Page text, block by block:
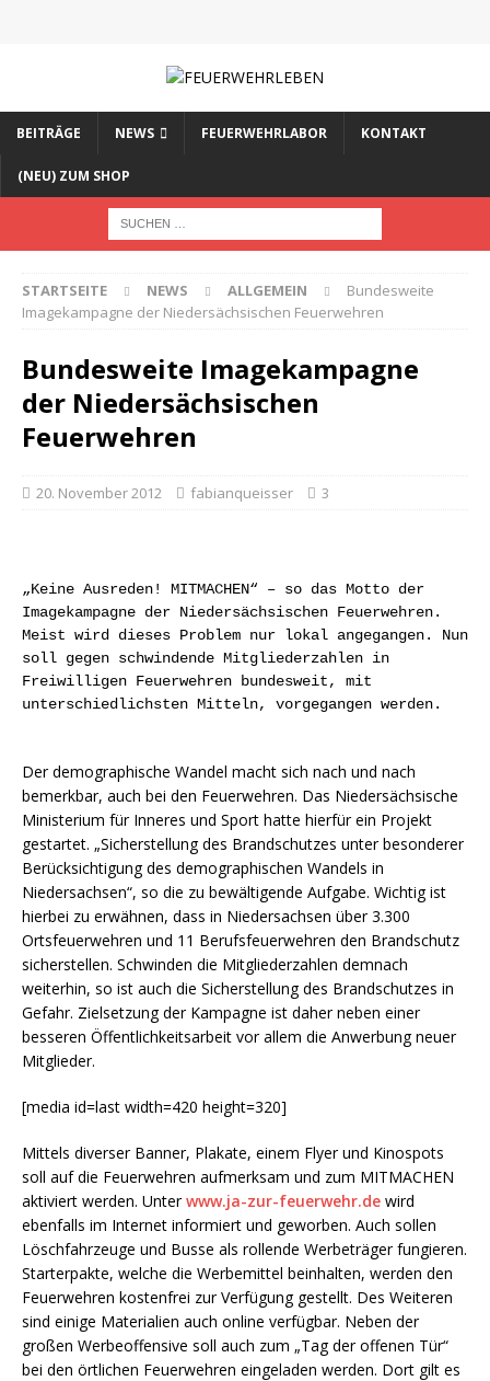
BEITRÄGE NEWS FEUERWEHRLABOR KONTAKT
(NEU) ZUM SHOP
STARTSEITE NEWS ALLGEMEIN
Bundesweite
Imagekampagne der Niedersächsischen Feuerwehren
Bundesweite Imagekampagne
der Niedersächsischen
Feuerwehren
20. November 2012 fabianqueisser 3
„Keine Ausreden! MITMACHEN“ – so das Motto der
Imagekampagne der Niedersächsischen Feuerwehren.
Meist wird dieses Problem nur lokal angegangen. Nun
soll gegen schwindende Mitgliederzahlen in
Freiwilligen Feuerwehren bundesweit, mit
unterschiedlichsten Mitteln, vorgegangen werden.
Der demographische Wandel macht sich nach und nach
bemerkbar, auch bei den Feuerwehren. Das Niedersächsische
Ministerium für Inneres und Sport hatte hierfür ein Projekt
gestartet. „Sicherstellung des Brandschutzes unter besonderer
Berücksichtigung des demographischen Wandels in
Niedersachsen“, so die zu bewältigende Aufgabe. Wichtig ist
hierbei zu erwähnen, dass in Niedersachsen über 3.300
Ortsfeuerwehren und 11 Berufsfeuerwehren den Brandschutz
sicherstellen. Schwinden die Mitgliederzahlen demnach
weiterhin, so ist auch die Sicherstellung des Brandschutzes in
Gefahr. Zielsetzung der Kampagne ist daher neben einer
besseren Öffentlichkeitsarbeit vor allem die Anwerbung neuer
Mitglieder.
[media id=last width=420 height=320]
Mittels diverser Banner, Plakate, einem Flyer und Kinospots
soll auf die Feuerwehren aufmerksam und zum MITMACHEN
aktiviert werden. Unterwww.ja-zur-feuerwehr.de wird
ebenfalls im Internet informiert und geworben. Auch sollen
Löschfahrzeuge und Busse als rollende Werbeträger fungieren.
Starterpakte, welche die Werbemittel beinhalten, werden den
Feuerwehren kostenfrei zur Verfügung gestellt. Des Weiteren
sind einige Materialien auch online verfügbar. Neben der
großen Werbeoffensive soll auch zum „Tag der offenen Tür“
bei den örtlichen Feuerwehren eingeladen werden. Dort gilt es